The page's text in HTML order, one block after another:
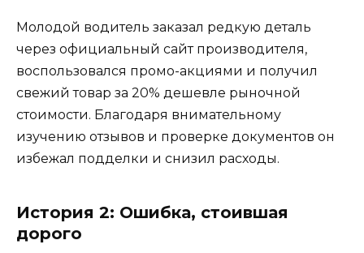
Молодой водитель заказал редкую деталь
через официальный сайт производителя,
воспользовался промо-акциями и получил
свежий товар за 20% дешевле рыночной
стоимости. Благодаря внимательному
изучению отзывов и проверке документов он
избежал подделки и снизил расходы.
История 2: Ошибка, стоившая
дорого